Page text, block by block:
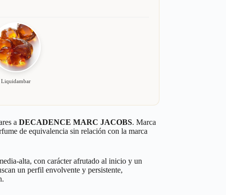
Liquidambar
a DECADENCE MARC JACOBS. Marca
de equivalencia sin relación con la marca
alta, con carácter afrutado al inicio y un
un perfil envolvente y persistente,